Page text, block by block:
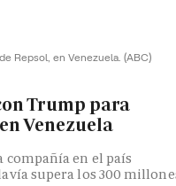
Repsol, en Venezuela. (ABC)
Trump para
Venezuela
en el país
supera los 300